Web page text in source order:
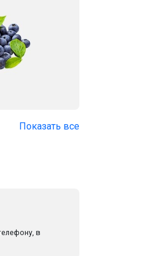
Показать все
в